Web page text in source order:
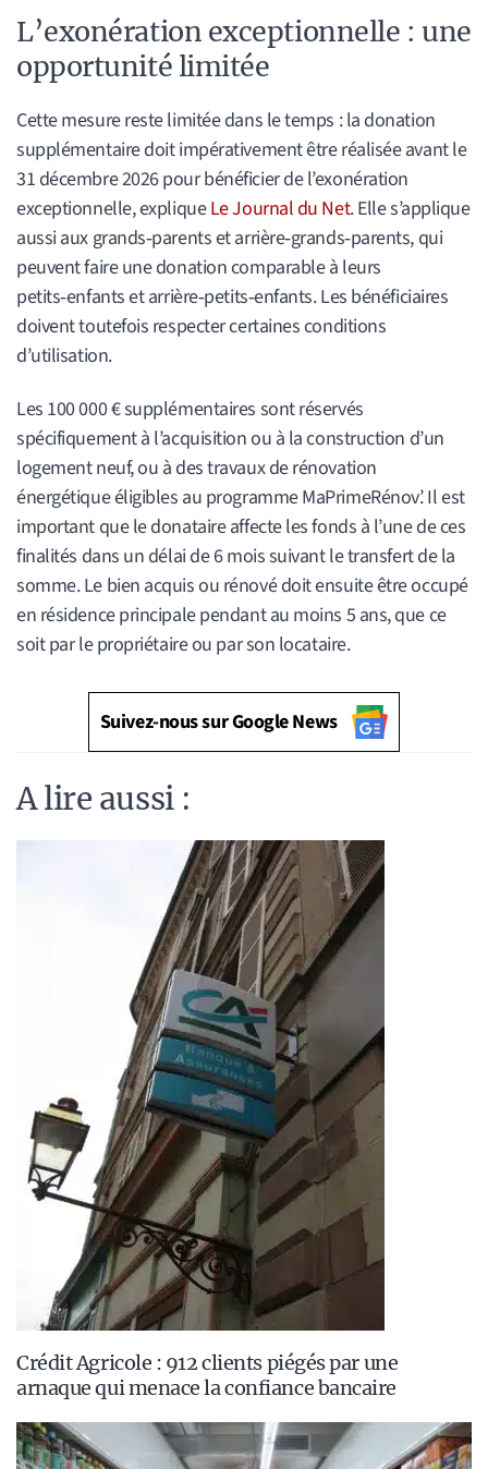
L’exonération exceptionnelle : une
opportunité limitée
Cette mesure reste limitée dans le temps : la donation
supplémentaire doit impérativement être réalisée avant le
31 décembre 2026 pour bénéficier de l’exonération
exceptionnelle, expliqueLe Journal du Net. Elle s’applique
aussi aux grands‑parents et arrière‑grands‑parents, qui
peuvent faire une donation comparable à leurs
petits‑enfants et arrière‑petits‑enfants. Les bénéficiaires
doivent toutefois respecter certaines conditions
d’utilisation.
Les 100 000 € supplémentaires sont réservés
spécifiquement à l’acquisition ou à la construction d’un
logement neuf, ou à des travaux de rénovation
énergétique éligibles au programme MaPrimeRénov’. Il est
important que le donataire affecte les fonds à l’une de ces
finalités dans un délai de 6 mois suivant le transfert de la
somme. Le bien acquis ou rénové doit ensuite être occupé
en résidence principale pendant au moins 5 ans, que ce
soit par le propriétaire ou par son locataire.
Suivez-nous sur Google News
A lire aussi :
Crédit Agricole : 912 clients piégés par une
arnaque qui menace la confiance bancaire